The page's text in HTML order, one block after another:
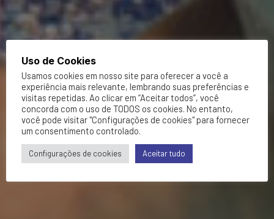
Uso de Cookies
Usamos cookies em nosso site para oferecer a você a
experiência mais relevante, lembrando suas preferências e
visitas repetidas. Ao clicar em “Aceitar todos”, você
concorda com o uso de TODOS os cookies. No entanto,
você pode visitar "Configurações de cookies" para fornecer
um consentimento controlado.
Configurações de cookies Aceitar tudo